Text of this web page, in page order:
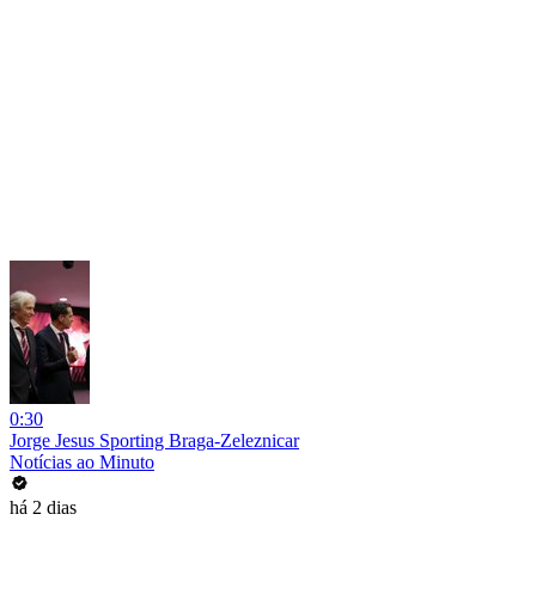
0:30
Jorge Jesus Sporting Braga-Zeleznicar
Notícias ao Minuto
há 2 dias